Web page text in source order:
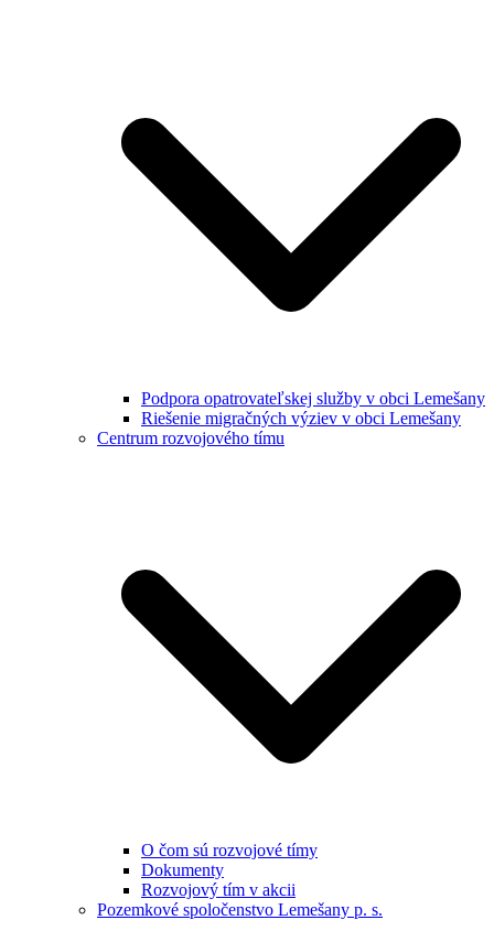
Podpora opatrovateľskej služby v obci Lemešany
Riešenie migračných výziev v obci Lemešany
Centrum rozvojového tímu
O čom sú rozvojové tímy
Dokumenty
Rozvojový tím v akcii
Pozemkové spoločenstvo Lemešany p. s.